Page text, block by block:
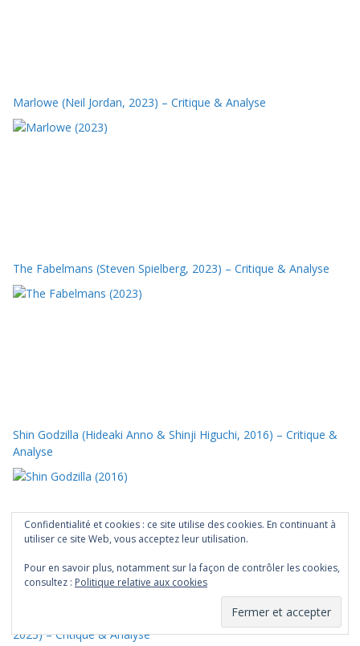
Marlowe (Neil Jordan, 2023) – Critique & Analyse
The Fabelmans (Steven Spielberg, 2023) – Critique & Analyse
Shin Godzilla (Hideaki Anno & Shinji Higuchi, 2016) – Critique &
Analyse
Les Trois Mousquetaires : D’Artagnan (Martin Bourboulon,
2023) – Critique & Analyse
Confidentialité et cookies : ce site utilise des cookies. En continuant à
utiliser ce site Web, vous acceptez leur utilisation.
Pour en savoir plus, notamment sur la façon de contrôler les cookies,
consultez : Politique relative aux cookies